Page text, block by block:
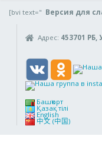
[bvi text=" Версия для
Адрес: 453701
Башҡорт
Қазақ тілі
English
中文 (中国)